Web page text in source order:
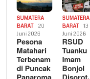
SUMATERA
BARAT
20
Juni 2026
Pesona
Matahari
Terbenam
di Puncak
SUMATERA
BARAT
13
Juni 2026
RSUD
Tuanku
Imam
Bonjol